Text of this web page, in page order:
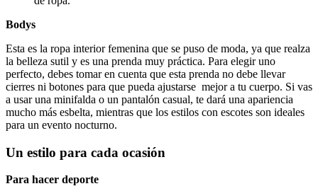
Bodys
Esta es la ropa interior femenina que se puso de moda, ya que realza
la belleza sutil y es una prenda muy práctica. Para elegir uno
perfecto, debes tomar en cuenta que esta prenda no debe llevar
cierres ni botones para que pueda ajustarse mejor a tu cuerpo. Si vas
a usar una minifalda o un pantalón casual, te dará una apariencia
mucho más esbelta, mientras que los estilos con escotes son ideales
para un evento nocturno.
Un estilo para cada ocasión
Para hacer deporte